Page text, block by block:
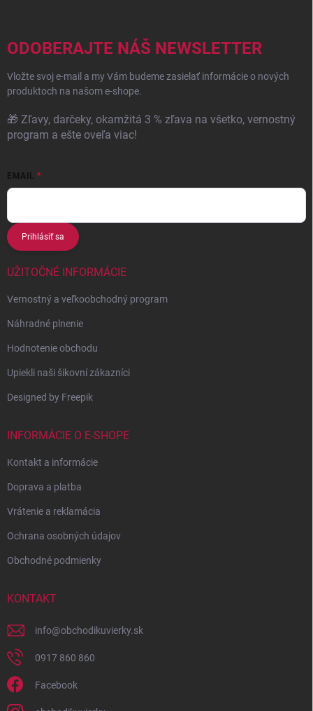
ODOBERAJTE NÁŠ NEWSLETTER
Vložte svoj e-mail a my Vám budeme zasielať informácie o nových
produktoch na našom e-shope.
🎁 Zľavy, darčeky, okamžitá 3 % zľava na všetko, vernostný
program a ešte oveľa viac!
EMAIL
Prihlásiť sa
UŽITOČNÉ INFORMÁCIE
Vernostný a veľkoobchodný program
Náhradné plnenie
Hodnotenie obchodu
Upiekli naši šikovní zákazníci
Designed by Freepik
INFORMÁCIE O E-SHOPE
Kontakt a informácie
Doprava a platba
Vrátenie a reklamácia
Ochrana osobných údajov
Obchodné podmienky
KONTAKT
info@obchodikuvierky.sk
0917 860 860
Facebook